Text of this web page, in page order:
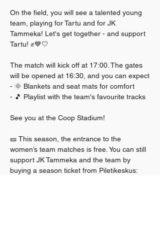
On the field, you will see a talented young
team, playing for Tartu and for JK
Tammeka! Let's get together - and support
Tartu! ✊💙🤍
The match will kick off at 17:00. The gates
will be opened at 16:30, and you can expect
- 🌞 Blankets and seat mats for comfort
- 🎵 Playlist with the team's favourite tracks
See you at the Coop Stadium!
🎫 This season, the entrance to the
women’s team matches is free. You can still
support JK Tammeka and the team by
buying a season ticket from Piletikeskus: